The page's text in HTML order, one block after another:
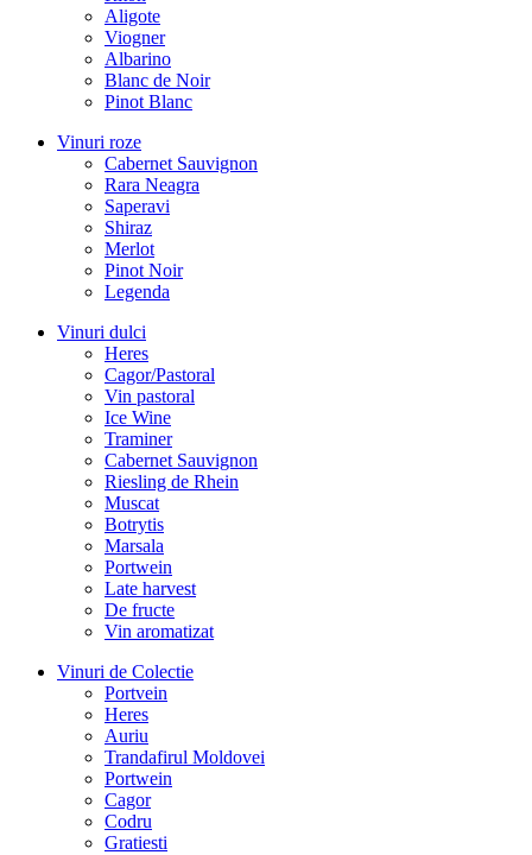
Aligote
Viogner
Albarino
Blanc de Noir
Pinot Blanc
Vinuri roze
Cabernet Sauvignon
Rara Neagra
Saperavi
Shiraz
Merlot
Pinot Noir
Legenda
Vinuri dulci
Heres
Cagor/Pastoral
Vin pastoral
Ice Wine
Traminer
Cabernet Sauvignon
Riesling de Rhein
Muscat
Botrytis
Marsala
Portwein
Late harvest
De fructe
Vin aromatizat
Vinuri de Colectie
Portvein
Heres
Auriu
Trandafirul Moldovei
Portwein
Cagor
Codru
Gratiesti